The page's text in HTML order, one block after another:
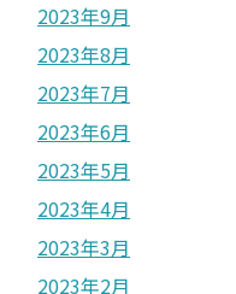
2023年9月
2023年8月
2023年7月
2023年6月
2023年5月
2023年4月
2023年3月
2023年2月